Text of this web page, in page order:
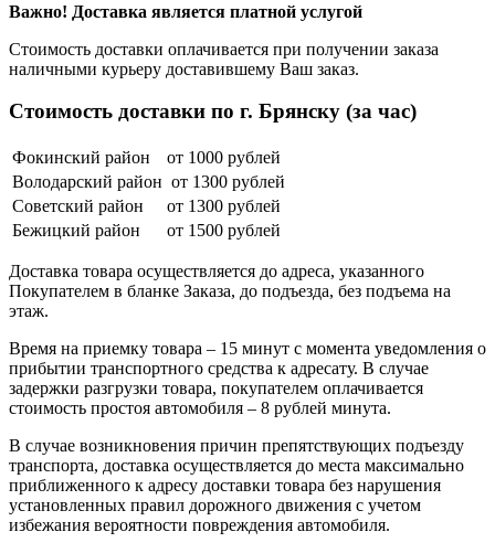
Важно! Доставка является платной услугой
Стоимость доставки оплачивается при получении заказа
наличными курьеру доставившему Ваш заказ.
Стоимость доставки по г. Брянску (за час)
Фокинский район
от 1000 рублей
Володарский район от 1300 рублей
Советский район
от 1300 рублей
Бежицкий район
от 1500 рублей
Доставка товара осуществляется до адреса, указанного
Покупателем в бланке Заказа, до подъезда, без подъема на
этаж.
Время на приемку товара – 15 минут с момента уведомления о
прибытии транспортного средства к адресату. В случае
задержки разгрузки товара, покупателем оплачивается
стоимость простоя автомобиля – 8 рублей минута.
В случае возникновения причин препятствующих подъезду
транспорта, доставка осуществляется до места максимально
приближенного к адресу доставки товара без нарушения
установленных правил дорожного движения с учетом
избежания вероятности повреждения автомобиля.